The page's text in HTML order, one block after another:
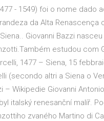
- 1549) foi o nome dado
da Alta
Giovanni Bazzi
estudou com
1477 – Siena, 15
(secondo altri a Siena o
– Wikipedie Giovanni
italský renesanční malíř.
zvaného Martino di